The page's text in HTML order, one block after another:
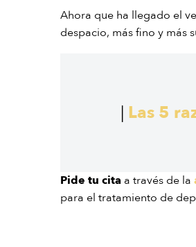
Ahora que ha llegado el
despacio, más fino y más
| Las 5
Pide tu cita a través de la
para el tratamiento de